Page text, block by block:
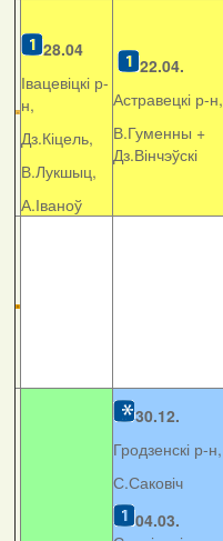
28.04
Івацевіцкі р-
н,
Дз.Кіцель,
В.Лукшыц,
А.Іваноў
22.04.
Астравецкі р-н,
В.Гуменны +
Дз.Вінчэўскі
30.12.
Гродзенскі р-н,
С.Саковіч
04.03.